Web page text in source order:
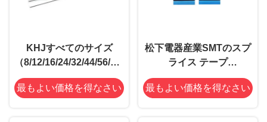
KHJすべてのサイズ
（8/12/16/24/32/44/56/72/88mm）
のキャリア テープに適当
な11のシリーズ カバー
最もよい価格を得なさい
松下電器産業SMTのスプ
ライス テープ
8/12/16/24/32/44/56/72/
最もよい価格を得なさい